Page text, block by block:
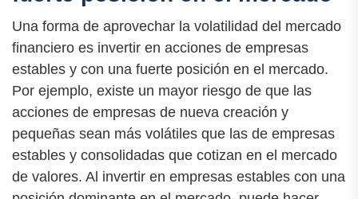
Una forma de aprovechar la volatilidad del mercado
financiero es invertir en acciones de empresas
estables y con una fuerte posición en el mercado.
Por ejemplo, existe un mayor riesgo de que las
acciones de empresas de nueva creación y
pequeñas sean más volátiles que las de empresas
estables y consolidadas que cotizan en el mercado
de valores. Al invertir en empresas estables con una